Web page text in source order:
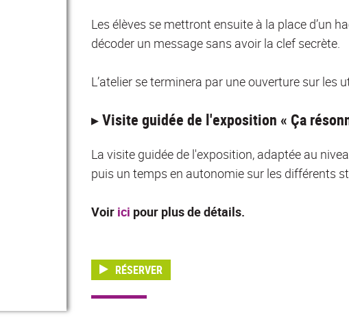
Les élèves se mettront ensuite à la place d’un
décoder un message sans avoir la clef secrète.
L’atelier se terminera par une ouverture sur
▸ Visite guidée de l'exposition « Ça
La visite guidée de l'exposition, adaptée au
puis un temps en autonomie sur les différents
Voir ici pour plus de détails.
RÉSERVER